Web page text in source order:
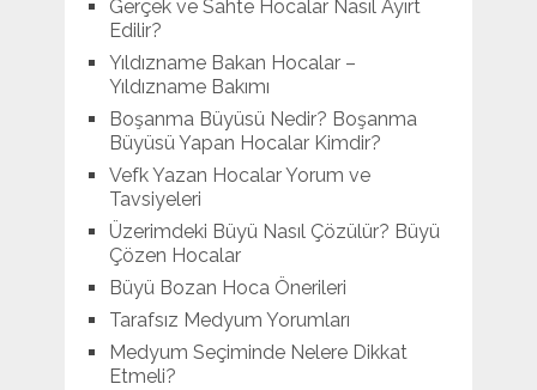
Gerçek ve Sahte Hocalar Nasıl Ayırt
Edilir?
Yıldızname Bakan Hocalar –
Yıldızname Bakımı
Boşanma Büyüsü Nedir? Boşanma
Büyüsü Yapan Hocalar Kimdir?
Vefk Yazan Hocalar Yorum ve
Tavsiyeleri
Üzerimdeki Büyü Nasıl Çözülür? Büyü
Çözen Hocalar
Büyü Bozan Hoca Önerileri
Tarafsız Medyum Yorumları
Medyum Seçiminde Nelere Dikkat
Etmeli?